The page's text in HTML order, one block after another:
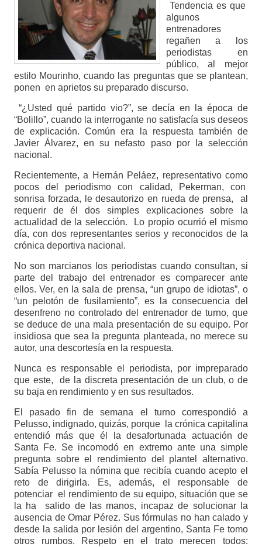
Tendencia es que
algunos
entrenadores
regañen a los
periodistas en
público, al mejor
estilo Mourinho, cuando las preguntas que se plantean,
ponen en aprietos su preparado discurso.
“¿Usted qué partido vio?”, se decía en la época de
“Bolillo”, cuando la interrogante no satisfacía sus deseos
de explicación. Común era la respuesta también de
Javier Álvarez, en su nefasto paso por la selección
nacional.
Recientemente, a Hernán Peláez, representativo como
pocos del periodismo con calidad, Pekerman, con
sonrisa forzada, le desautorizo en rueda de prensa, al
requerir de él dos simples explicaciones sobre la
actualidad de la selección. Lo propio ocurrió el mismo
día, con dos representantes serios y reconocidos de la
crónica deportiva nacional.
No son marcianos los periodistas cuando consultan, si
parte del trabajo del entrenador es comparecer ante
ellos. Ver, en la sala de prensa, “un grupo de idiotas”, o
“un pelotón de fusilamiento”, es la consecuencia del
desenfreno no controlado del entrenador de turno, que
se deduce de una mala presentación de su equipo. Por
insidiosa que sea la pregunta planteada, no merece su
autor, una descortesía en la respuesta.
Nunca es responsable el periodista, por impreparado
que este, de la discreta presentación de un club, o de
su baja en rendimiento y en sus resultados.
El pasado fin de semana el turno correspondió a
Pelusso, indignado, quizás, porque la crónica capitalina
entendió más que él la desafortunada actuación de
Santa Fe. Se incomodó en extremo ante una simple
pregunta sobre el rendimiento del plantel alternativo.
Sabía Pelusso la nómina que recibía cuando acepto el
reto de dirigirla. Es, además, el responsable de
potenciar el rendimiento de su equipo, situación que se
la ha salido de las manos, incapaz de solucionar la
ausencia de Omar Pérez. Sus fórmulas no han calado y
desde la salida por lesión del argentino, Santa Fe tomo
otros rumbos. Respeto en el trato merecen todos: